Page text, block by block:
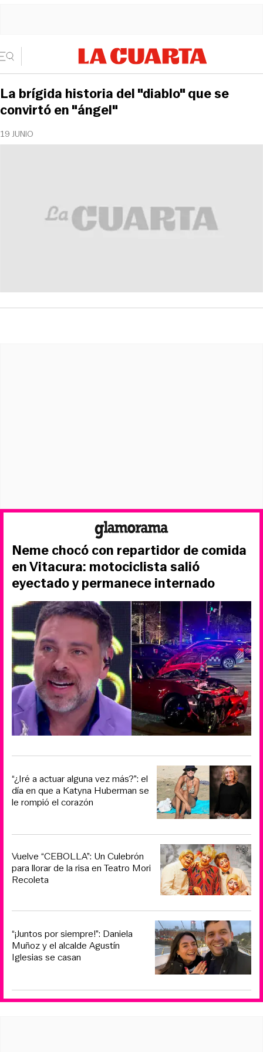
19 JUNIO
La brígida historia del "diablo" que se
convirtó en "ángel"
Neme chocó con repartidor de comida
en Vitacura: motociclista salió
eyectado y permanece internado
“¿Iré a actuar alguna vez más?”: el
día en que a Katyna Huberman se
le rompió el corazón
Vuelve “CEBOLLA”: Un Culebrón
para llorar de la risa en Teatro Mori
Recoleta
“¡Juntos por siempre!”: Daniela
Muñoz y el alcalde Agustín
Iglesias se casan